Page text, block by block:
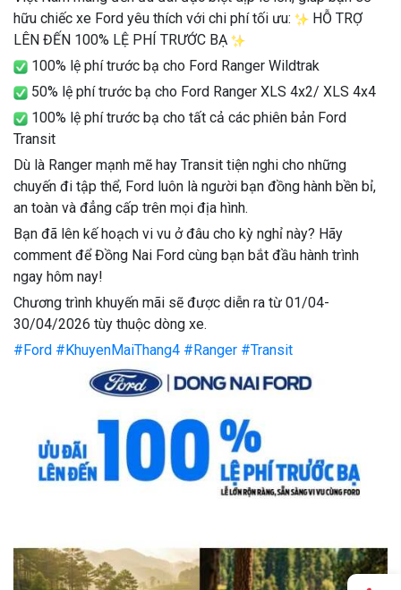
hữu chiếc xe Ford yêu thích với chi phí tối ưu:
HỖ TRỢ
LÊN ĐẾN 100% LỆ PHÍ TRƯỚC BẠ
100% lệ phí trước bạ cho Ford Ranger Wildtrak
50% lệ phí trước bạ cho Ford Ranger XLS 4x2/ XLS 4x4
100% lệ phí trước bạ cho tất cả các phiên bản Ford
Transit
Dù là Ranger mạnh mẽ hay Transit tiện nghi cho những
chuyến đi tập thể, Ford luôn là người bạn đồng hành bền bỉ,
an toàn và đẳng cấp trên mọi địa hình.
Bạn đã lên kế hoạch vi vu ở đâu cho kỳ nghỉ này? Hãy
comment để Đồng Nai Ford cùng bạn bắt đầu hành trình
ngay hôm nay!
Chương trình khuyến mãi sẽ được diễn ra từ 01/04-
30/04/2026 tùy thuộc dòng xe.
#Ford #KhuyenMaiThang4 #Ranger #Transit